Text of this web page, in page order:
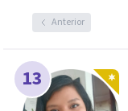
Anterior
13